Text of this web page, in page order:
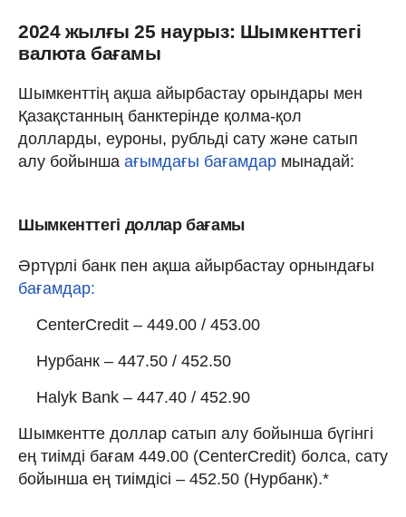
2024 жылғы 25 наурыз: Шымкенттегі
валюта бағамы
Шымкенттің ақша айырбастау орындары мен
Қазақстанның банктерінде қолма-қол
долларды, еуроны, рубльді сату және сатып
алу бойынша ағымдағы бағамдар мынадай:
Шымкенттегі доллар бағамы
Әртүрлі банк пен ақша айырбастау орнындағы
бағамдар:
CenterCredit – 449.00 / 453.00
Нурбанк – 447.50 / 452.50
Halyk Bank – 447.40 / 452.90
Шымкентте доллар сатып алу бойынша бүгінгі
ең тиімді бағам 449.00 (CenterCredit) болса, сату
бойынша ең тиімдісі – 452.50 (Нурбанк).*